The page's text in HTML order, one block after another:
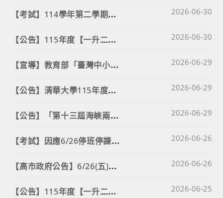
【
考試】114學年第二學期補考範圍 Post published:
2026-06-30
【
公告】115年度【一升二雙語實驗班】錄取名單🔥 Post published:
2026-06-30
【
宣導】教育部「臺灣中小學教師與學生AI素養框架」 Post published:
2026-06-29
【
公告】清華大學115年度在職教師進修原住民族之民族教育次專長（泰雅族語）學分班 Post published:
2026-06-29
【
公告】「第十三屆海峽兩岸創新與融滲式教學研討會」徵稿 Post published:
2026-06-29
【
考試】因應6/26停班停課‧期末考試程調整⚠️ Post published:
2026-06-26
【
高市政府公告】6/26(五)全市停班停課⚠️ Post published:
2026-06-26
【
公告】115年度【一升二數理及雙語實驗班(續招)】成績🔥 Post published:
2026-06-25